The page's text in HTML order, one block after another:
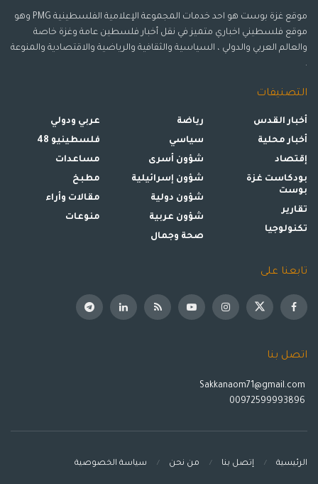
موقع غزة بوست هو احد خدمات المجموعة الإعلامية الفلسطينية PMG وهو
موقع فلسطيني اخباري متميز في نقل أخبار فلسطين عامة وغزة خاصة
والعالم العربي والدولي ، السياسية والثقافية والرياضية والاقتصادية والمنوعة
.
التصنيفات
أخبار القدس
أخبار محلية
إقتصاد
بودكاست غزة
بوست
تقارير
تكنولوجيا
رياضة
سياسي
شؤون أسرى
شؤون إسرائيلية
شؤون دولية
شؤون عربية
صحة وجمال
عربي ودولي
فلسطينيو 48
مساعدات
مطبخ
مقالات وأراء
منوعات
تابعنا على
اتصل بنا
Sakkanaom71@gmail.com
الرئيسية إتصل بنا من نحن سياسة الخصوصية